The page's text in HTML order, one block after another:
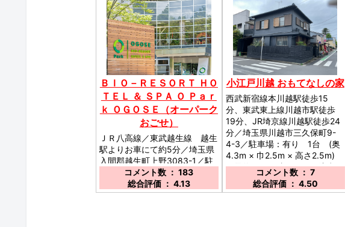
ＢＩＯ－ＲＥＳＯＲＴ ＨＯ
ＴＥＬ ＆ ＳＰＡ Ｏ Ｐａｒ
ｋ ＯＧＯＳＥ（オーパーク
おごせ）
ＪＲ八高線／東武越生線 越生
駅よりお車にて約5分／埼玉県
入間郡越生町上野3083-1／駐
車場：有り・無料／
コメント数 ： 183
総合評価 ： 4.13
小江戸川越 おもてなしの家
西武新宿線本川越駅徒歩15
分、東武東上線川越市駅徒歩
19分、JR埼京線川越駅徒歩24
分／埼玉県川越市三久保町9-
4-3／駐車場：有り 1台 (奥
4.3m × 巾2.5m × 高さ2.5m)
要予約 やや狭いのでご注意く
ださい。／
コメント数 ： 7
総合評価 ： 4.50